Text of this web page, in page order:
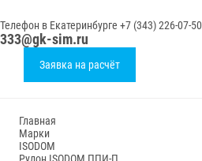
Телефон в Екатеринбурге +7 (343) 226-07-50
333@gk-sim.ru
Заявка на расчёт
Главная
Марки
ISODOM